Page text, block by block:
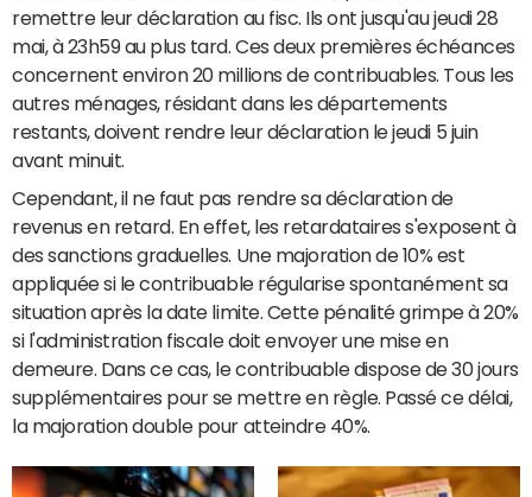
remettre leur déclaration au fisc. Ils ont jusqu'au jeudi 28
mai, à 23h59 au plus tard. Ces deux premières échéances
concernent environ 20 millions de contribuables. Tous les
autres ménages, résidant dans les départements
restants, doivent rendre leur déclaration le jeudi 5 juin
avant minuit.
Cependant, il ne faut pas rendre sa déclaration de
revenus en retard. En effet, les retardataires s'exposent à
des sanctions graduelles. Une majoration de 10% est
appliquée si le contribuable régularise spontanément sa
situation après la date limite. Cette pénalité grimpe à 20%
si l'administration fiscale doit envoyer une mise en
demeure. Dans ce cas, le contribuable dispose de 30 jours
supplémentaires pour se mettre en règle. Passé ce délai,
la majoration double pour atteindre 40%.